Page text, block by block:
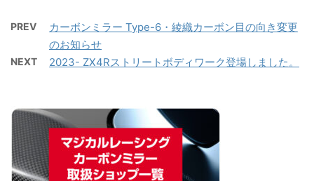
PREV
カーボンミラー Type-6・綾織カーボン目の向き変更
のお知らせ
NEXT 2023- ZX4Rストリートボディワーク登場しました。